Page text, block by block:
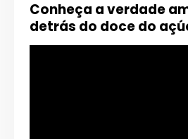
Conheça a verdade
detrás do doce do